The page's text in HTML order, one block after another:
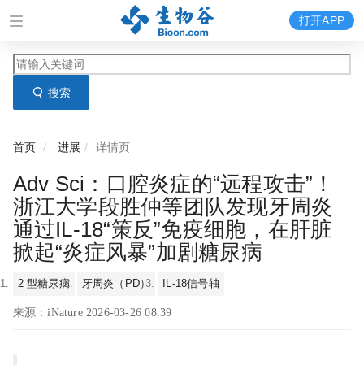
搜索
打开APP
首页 进展 详情页
Adv Sci：口腔炎症的“远程攻击”！
浙江大学段胜仲等团队发现牙周炎
通过IL-18“策反”免疫细胞，在肝脏
掀起“炎症风暴”加剧糖尿病
2 型糖尿病 牙周炎（PD） IL-18信号轴
来源：iNature 2026-03-26 08:39